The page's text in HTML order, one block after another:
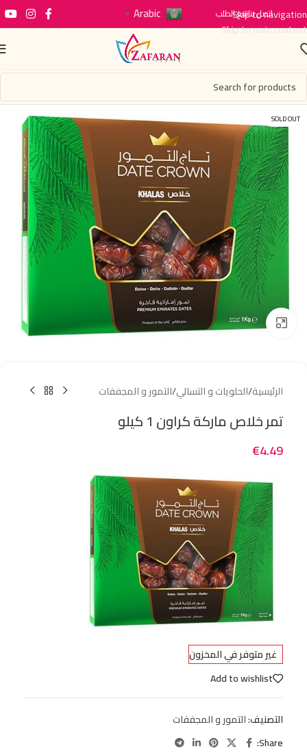
Skip to navigation
Skip to main content
اتصل بناتتبع الطلب Arabic
▼
SOLD OUT
Click to enlarge
الرئيسية/الحلويات و التسالي/التمور و المجففات
تمر خلاص ماركة كراون 1 كيلو
€4.49
غير متوفر في المخزون
Add to wishlist
التصنيف:التمور و المجففات
Share: